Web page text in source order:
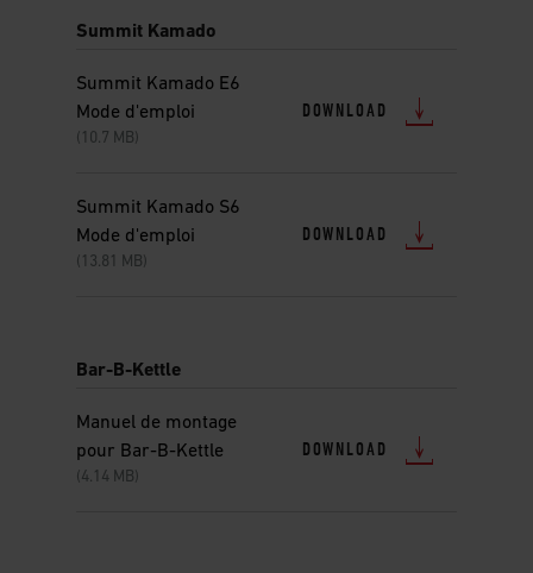
Summit Kamado
Summit Kamado E6
Mode d'emploi
(10.7 MB)
DOWNLOAD
Summit Kamado S6
Mode d'emploi
(13.81 MB)
DOWNLOAD
Bar-B-Kettle
Manuel de montage
pour Bar-B-Kettle
(4.14 MB)
DOWNLOAD